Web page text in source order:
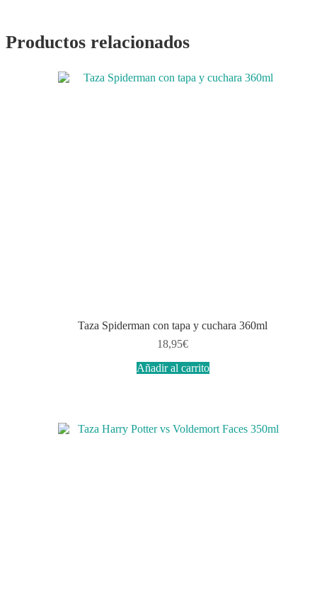
Productos relacionados
Taza Spiderman con tapa y cuchara 360ml
18,95€
Añadir al carrito